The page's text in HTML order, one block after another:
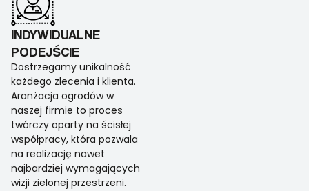
INDYWIDUALNE
PODEJŚCIE
Dostrzegamy unikalność
każdego zlecenia i klienta.
Aranżacja ogrodów w
naszej firmie to proces
twórczy oparty na ścisłej
współpracy, która pozwala
na realizację nawet
najbardziej wymagających
wizji zielonej przestrzeni.